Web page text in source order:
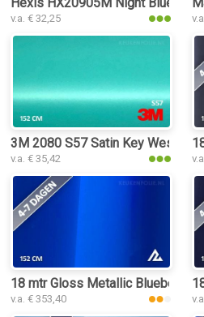
v.a. € 32,25
3M 2080 S57 Satin Key West
v.a. € 35,42
18 mtr Gloss Metallic Blueberry
v.a. € 353,40